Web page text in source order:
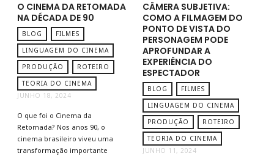
O CINEMA DA RETOMADA
NA DÉCADA DE 90
BLOG
FILMES
LINGUAGEM DO CINEMA
PRODUÇÃO
ROTEIRO
TEORIA DO CINEMA
JUNHO 18, 2024
O que foi o Cinema da
Retomada? Nos anos 90, o
cinema brasileiro viveu uma
transformação importante
CÂMERA SUBJETIVA:
COMO A FILMAGEM DO
PONTO DE VISTA DO
PERSONAGEM PODE
APROFUNDAR A
EXPERIÊNCIA DO
ESPECTADOR
BLOG
FILMES
LINGUAGEM DO CINEMA
PRODUÇÃO
ROTEIRO
TEORIA DO CINEMA
JUNHO 11, 2024